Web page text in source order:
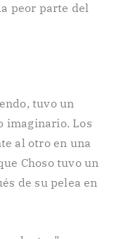
peor parte del
tuvo un
imaginario. Los
al otro en una
Choso tuvo un
de su pelea en